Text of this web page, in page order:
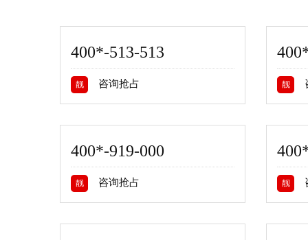
400*-513-513
靓 咨询抢占 靓
400*-919-000
靓 咨询抢占 靓